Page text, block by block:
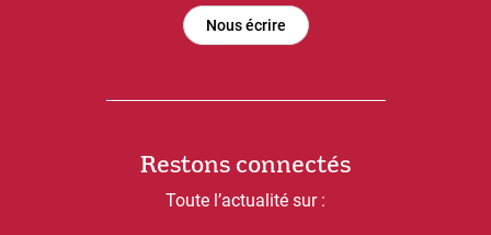
Nous écrire
Restons connectés
Toute l’actualité sur :